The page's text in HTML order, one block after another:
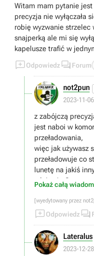
Witam mam pytanie
precyzja nie wyłączała
robię wyzwanie strzelec
snajperką ale mi się
kapelusze trafić w
Odpowiedz  Forum
not2pun
2023-11-
z zabójczą
jest naboi w
przeładowania,
więc jak używasz
przeładowuje co
lunetę na jakiś
zdaje sie Carcano.
Pokaż całą
[wyedytowany przez
Odpowiedz 
Lateralus
2023-12-